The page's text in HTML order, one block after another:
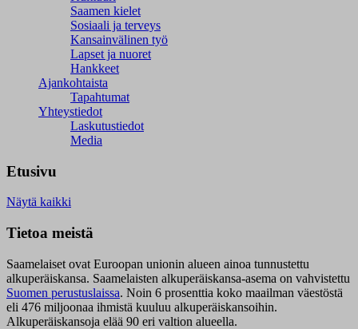
Saamen kielet
Sosiaali ja terveys
Kansainvälinen työ
Lapset ja nuoret
Hankkeet
Ajankohtaista
Tapahtumat
Yhteystiedot
Laskutustiedot
Media
Etusivu
Näytä kaikki
Tietoa meistä
Saamelaiset ovat Euroopan unionin alueen ainoa tunnustettu
alkuperäiskansa. Saamelaisten alkuperäiskansa-asema on vahvistettu
Suomen perustuslaissa. Noin 6 prosenttia koko maailman väestöstä
eli 476 miljoonaa ihmistä kuuluu alkuperäiskansoihin.
Alkuperäiskansoja elää 90 eri valtion alueella.